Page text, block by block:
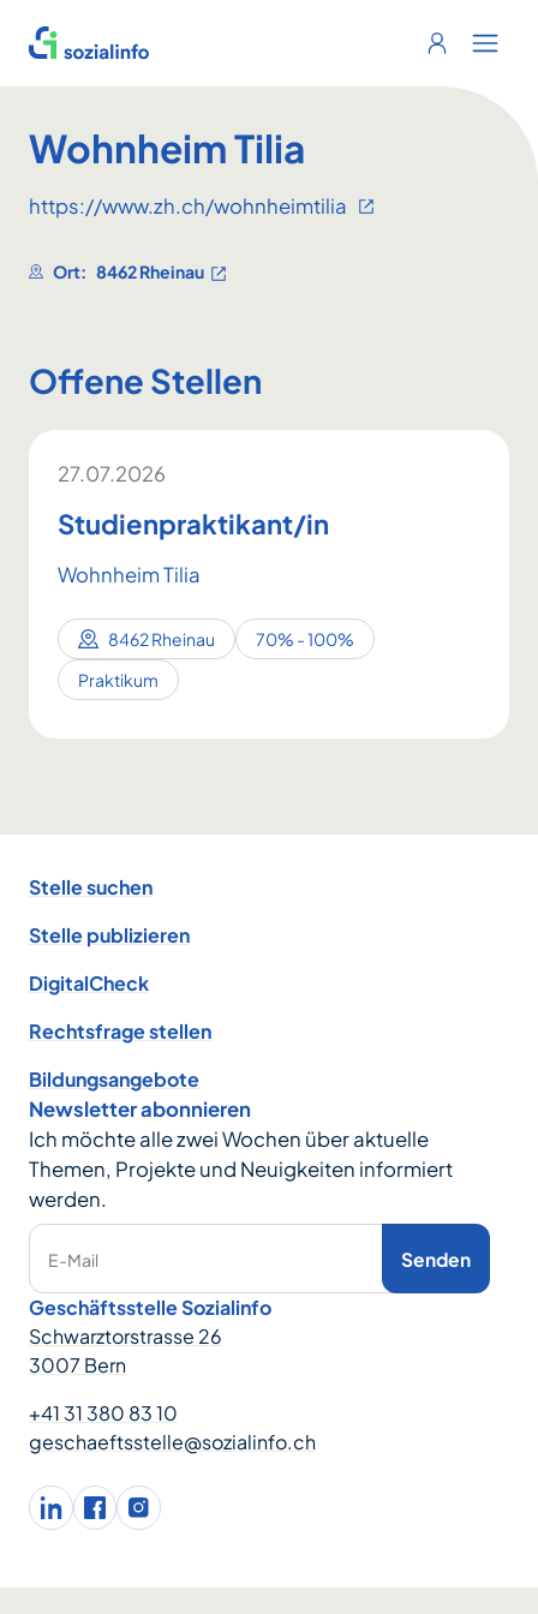
Sozialinfo
Login
Wohnheim Tilia
https://www.zh.ch/wohnheimtilia
Ort: 8462 Rheinau
Offene Stellen
27.07.2026
Studienpraktikant/in
Wohnheim Tilia
8462 Rheinau
70% - 100%
Praktikum
Stelle suchen
Stelle publizieren
DigitalCheck
Rechtsfrage stellen
Bildungsangebote
Newsletter abonnieren
Ich möchte alle zwei Wochen über aktuelle
Themen, Projekte und Neuigkeiten informiert
werden.
E-Mail Senden
Geschäftsstelle Sozialinfo
Schwarztorstrasse 26
3007 Bern
+41 31 380 83 10
geschaeftsstelle@sozialinfo.ch
LinkedInfacebookInstagram